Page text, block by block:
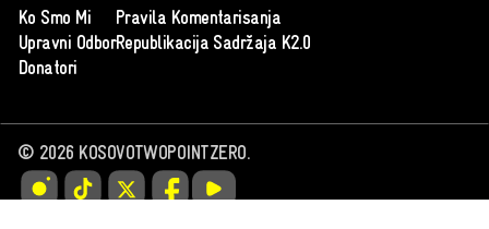
Ko Smo Mi
Upravni Odbor
Donatori
Pravila Komentarisanja
Republikacija Sadržaja K2.0
© 2026KOSOVOTWOPOINTZERO.